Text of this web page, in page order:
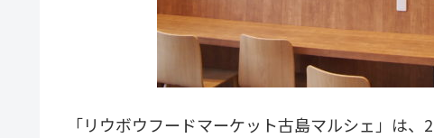
「リウボウフードマーケット古島マルシェ」は、